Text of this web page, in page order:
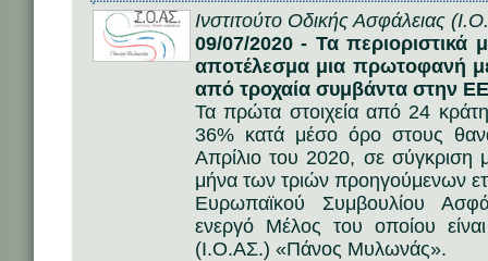
Ινστιτούτο Οδικής Ασφάλειας
09/07/2020 - Τα περιοριστικά
αποτέλεσμα μια πρωτοφανή
από τροχαία συμβάντα στην ΕΕ
Τα πρώτα στοιχεία από 24
36% κατά μέσο όρο στους
Απρίλιο του 2020, σε σύγκριση
μήνα των τριών προηγούμενων
Ευρωπαϊκού Συμβουλίου
ενεργό Μέλος του οποίου
(Ι.Ο.ΑΣ.) «Πάνος Μυλωνάς».